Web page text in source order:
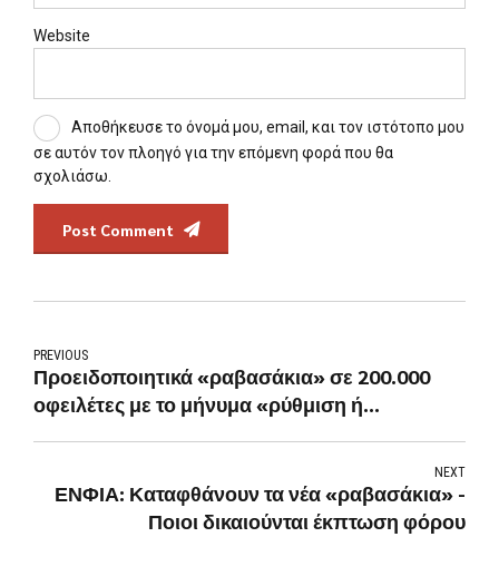
Website
Αποθήκευσε το όνομά μου, email, και τον ιστότοπο μου
σε αυτόν τον πλοηγό για την επόμενη φορά που θα
σχολιάσω.
Post Comment
PREVIOUS
Προειδοποιητικά «ραβασάκια» σε 200.000
οφειλέτες με το μήνυμα «ρύθμιση ή
NEXT
ΕΝΦΙΑ: Καταφθάνουν τα νέα «ραβασάκια» -
Ποιοι δικαιούνται έκπτωση φόρου